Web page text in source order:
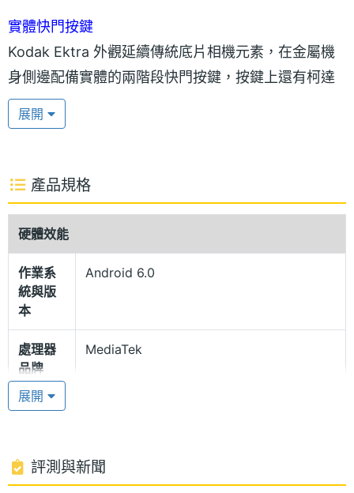
實體快門按鍵
Kodak Ektra 外觀延續傳統底片相機元素，在金屬機
身側邊配備實體的兩階段快門按鍵，按鍵上還有柯達
商標，機身底部則擁有凸出設計，讓用戶更適合單手
掌握。Kodak Ektra 搭載 5 吋 FHD 螢幕，看影片、玩
升整體質感的同時具備舒適握感。Kodak Ektra 內建
3,000mAh 電量，即使外出也保有良好的續航體驗。
十核心處理器
Kodak Ektra 運行 Android 6.0 Marshmallow 作業系
統，內建 MediaTek Helio X20, 2.3GHz + 2GHz +
1.4GHz 十核心處理器、3GB RAM / 32GB ROM，開
啟多個應用仍保有流暢操作快感，透過 microSD 記憶
卡可擴充儲存空間，放置音樂、影片或安裝 App，豐
富你的娛樂體驗，還支援 4G LTE、Cat.4 網速、Wi-
功能，與親友分享資料不中斷。Kodak Ektra 配
備 USB 3.0 Type-C，USB 無論正反面都可插入手
展開
產品規格
硬體效能
作業系
統與版
本
Android 6.0
處理器
品牌
MediaTek
處理器
處理器
時脈
2.3+2+1.4 GHz
展開
評測與新聞